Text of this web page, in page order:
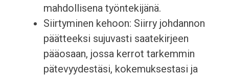
mahdollisena työntekijänä.
Siirtyminen kehoon: Siirry johdannon
päätteeksi sujuvasti saatekirjeen
pääosaan, jossa kerrot tarkemmin
pätevyydestäsi, kokemuksestasi ja